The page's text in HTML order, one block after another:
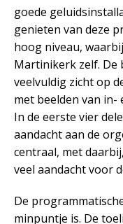
goede
genieten van deze
hoog niveau,
Martinikerk zelf. De
veelvuldig zicht op
met beelden van in-
In de eerste vier
aandacht aan de
centraal, met
veel aandacht voor
De
minpuntje is. De